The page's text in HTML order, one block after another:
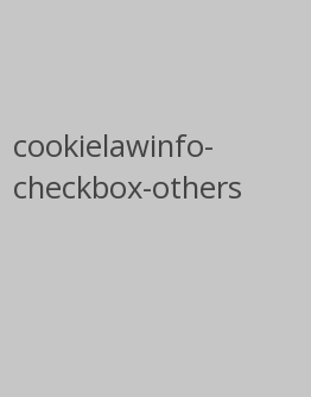
cookielawinfo-
checkbox-others